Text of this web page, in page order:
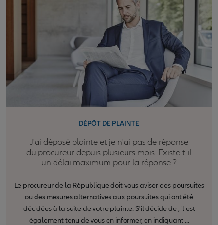
DÉPÔT DE PLAINTE
J'ai déposé plainte et je n'ai pas de réponse
du procureur depuis plusieurs mois. Existe-t-il
un délai maximum pour la réponse ?
Le procureur de la République doit vous aviser des poursuites
ou des mesures alternatives aux poursuites qui ont été
décidées à la suite de votre plainte. S'il décide de , il est
également tenu de vous en informer, en indiquant ...